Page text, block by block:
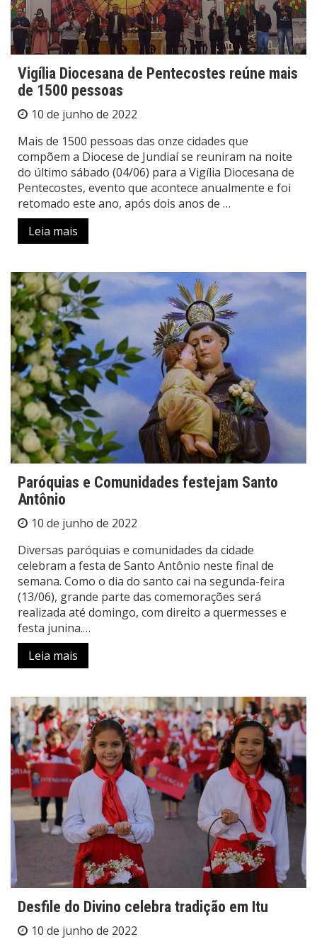
Vigília Diocesana de Pentecostes reúne mais
de 1500 pessoas
10 de junho de 2022
Mais de 1500 pessoas das onze cidades que
compõem a Diocese de Jundiaí se reuniram na noite
do último sábado (04/06) para a Vigília Diocesana de
Pentecostes, evento que acontece anualmente e foi
retomado este ano, após dois anos de …
Leia mais
Paróquias e Comunidades festejam Santo
Antônio
10 de junho de 2022
Diversas paróquias e comunidades da cidade
celebram a festa de Santo Antônio neste final de
semana. Como o dia do santo cai na segunda-feira
(13/06), grande parte das comemorações será
realizada até domingo, com direito a quermesses e
festa junina.…
Leia mais
Desfile do Divino celebra tradição em Itu
10 de junho de 2022